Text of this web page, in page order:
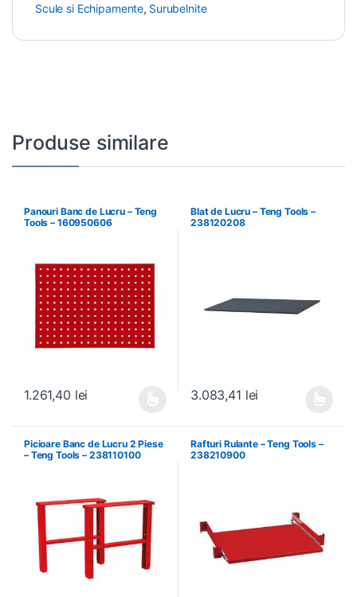
Scule si Echipamente, Surubelnite
Produse similare
Panouri Banc de Lucru – Teng
Tools – 160950606
1.261,40 lei
Blat de Lucru – Teng Tools –
238120208
3.083,41 lei
Picioare Banc de Lucru 2 Piese
– Teng Tools – 238110100
Rafturi Rulante – Teng Tools –
238210900